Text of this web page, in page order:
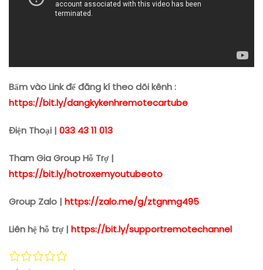
Bấm vào Link để đăng kí theo dõi kênh :
https://bit.ly/dangkykenhremotecartube
Điện Thoại | 033 43 11 013
Tham Gia Group Hỗ Trợ |
https://bit.ly/hotroxemyoutubeoto
Group Zalo | https://zalo.me/g/ztgnmg495
Liên hệ hỗ trợ | https://bit.ly/supportremotechannel